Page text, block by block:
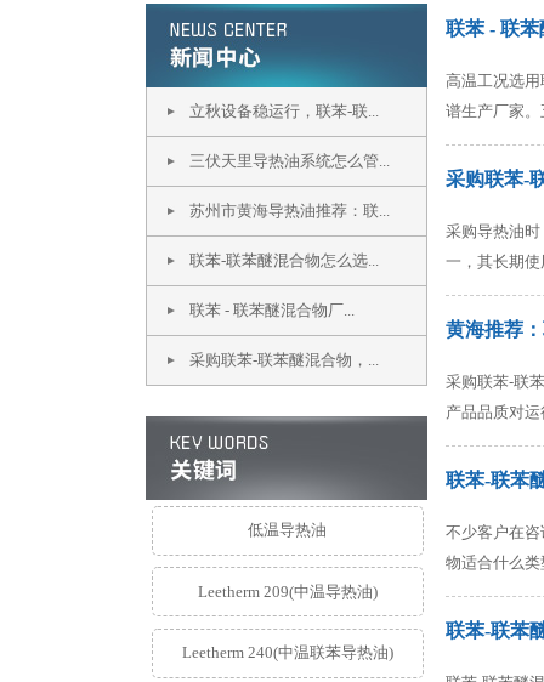
立秋设备稳运行，联苯-联...
三伏天里导热油系统怎么管...
苏州市黄海导热油推荐：联...
联苯-联苯醚混合物怎么选...
联苯 - 联苯醚混合物厂...
采购联苯-联苯醚混合物，...
低温导热油
Leetherm 209(中温导热油)
Leetherm 240(中温联苯导热油)
联苯 - 联
高温工况选
谱生产厂家
采购联苯-
采购导热油
一，其长期
黄海推荐
采购联苯-联
产品品质对
联苯-联苯
不少客户在
物适合什么
联苯-联苯